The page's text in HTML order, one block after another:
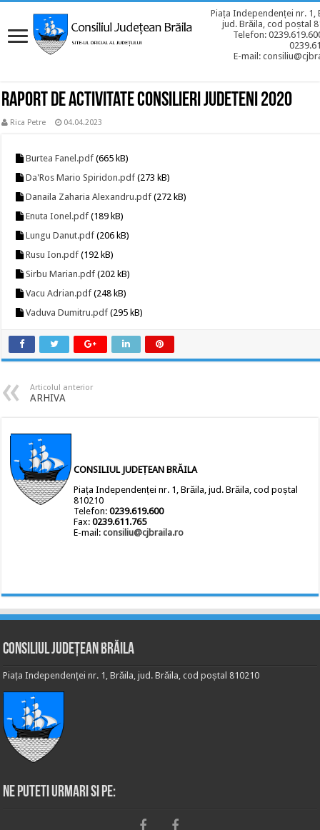
Piața Independenței nr. 1,
jud. Brăila, cod poștal
Telefon:
E-mail:
Raport de activitate consilieri judeteni 2020
Rica Petre 04.04.2023
Burtea Fanel.pdf (665 kB)
Da'Ros Mario Spiridon.pdf (273 kB)
Danaila Zaharia Alexandru.pdf (272 kB)
Enuta Ionel.pdf (189 kB)
Lungu Danut.pdf (206 kB)
Rusu Ion.pdf (192 kB)
Sirbu Marian.pdf (202 kB)
Vacu Adrian.pdf (248 kB)
Vaduva Dumitru.pdf (295 kB)
Articolul anterior
ARHIVA
CONSILIUL JUDEȚEAN BRĂILA
Piața Independenței nr. 1, Brăila, jud. Brăila, cod poștal
810210
Telefon:0239.619.600
Fax:0239.611.765
E-mail:consiliu@cjbraila.ro
Consiliul Județean Brăila
Piața Independenței nr. 1, Brăila, jud. Brăila, cod poștal 810210
Ne puteti urmari si pe: